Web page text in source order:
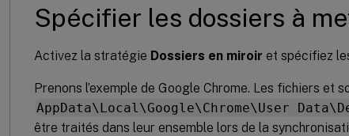
Spécifier les dossiers à
Activez la stratégie Dossiers en miroir et spécifiez
Prenons l’exemple de Google Chrome. Les fichiers et
AppData\Local\Google\Chrome\User
être traités dans leur ensemble lors de la